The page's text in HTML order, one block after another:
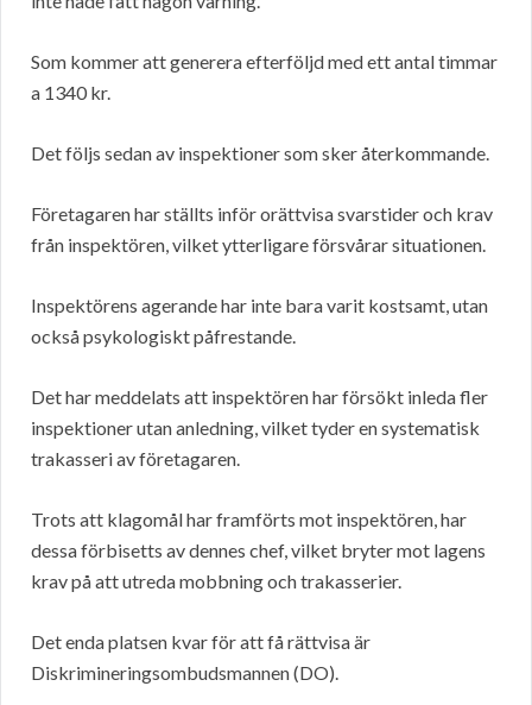
Som kommer att generera efterföljd med ett antal timmar
a 1340 kr.
Det följs sedan av inspektioner som sker återkommande.
Företagaren har ställts inför orättvisa svarstider och krav
från inspektören, vilket ytterligare försvårar situationen.
Inspektörens agerande har inte bara varit kostsamt, utan
också psykologiskt påfrestande.
Det har meddelats att inspektören har försökt inleda fler
inspektioner utan anledning, vilket tyder en systematisk
trakasseri av företagaren.
Trots att klagomål har framförts mot inspektören, har
dessa förbisetts av dennes chef, vilket bryter mot lagens
krav på att utreda mobbning och trakasserier.
Det enda platsen kvar för att få rättvisa är
Diskrimineringsombudsmannen (DO).